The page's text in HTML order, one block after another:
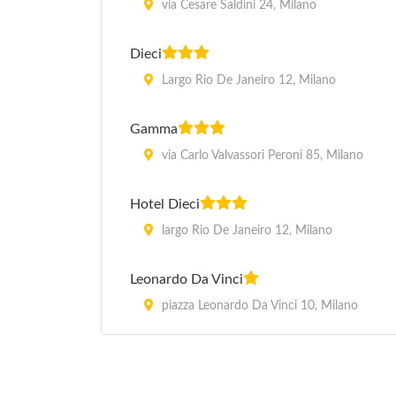
via Cesare Saldini 24, Milano
Dieci
Largo Rio De Janeiro 12, Milano
Gamma
via Carlo Valvassori Peroni 85, Milano
Hotel Dieci
largo Rio De Janeiro 12, Milano
Leonardo Da Vinci
piazza Leonardo Da Vinci 10, Milano